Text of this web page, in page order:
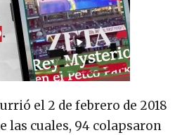
el 2 de febrero de 2018
las cuales, 94 colapsaron